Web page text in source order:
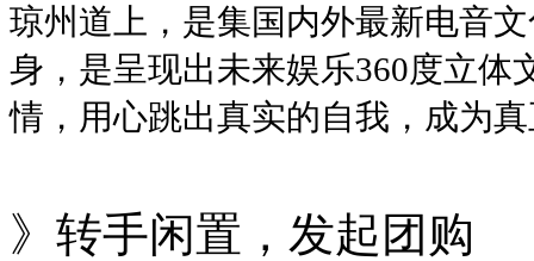
琼州道上，是集国内外最新电音
身，是呈现出未来娱乐360度立体
情，用心跳出真实的自我，成为
》转手闲置，发起团购